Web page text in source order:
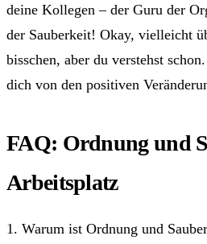
deine Kollegen – der Guru der
der Sauberkeit! Okay, vielleicht
bisschen, aber du verstehst
dich von den positiven
FAQ: Ordnung und
Arbeitsplatz
1. Warum ist Ordnung und